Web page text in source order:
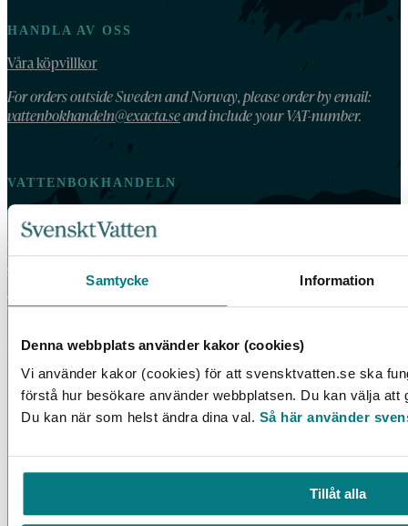
Samtycke Information
Denna webbplats använder kakor (cookies)
Vi använder kakor (cookies) för att svensktvatten.se ska
förstå hur besökare använder webbplatsen. Du kan välja att
Du kan när som helst ändra dina val. Så här använder
Tillåt alla
HANDLA AV OSS
Våra köpvillkor
For orders outside Sweden and Norway, please order by email:
vattenbokhandeln@exacta.seand include your VAT-number.
VATTENBOKHANDELN
Vattenbokhandeln ägs och drivs av Svenskt Vatten.
Vi behandlar dina personuppgifter enligt Svenskt Vattens
dataskyddspolicy
Tillgänglighetsredogörelse